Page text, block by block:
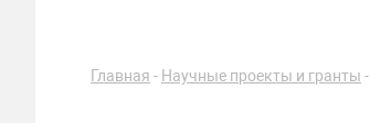
Главная - Научные проекты и гранты -